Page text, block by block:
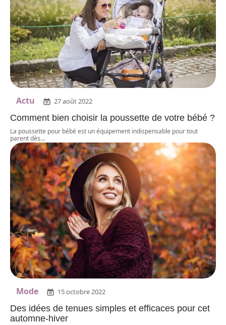
Actu 27 août 2022
Comment bien choisir la poussette de votre bébé ?
La poussette pour bébé est un équipement indispensable pour tout
parent dès…
Mode 15 octobre 2022
Des idées de tenues simples et efficaces pour cet
automne-hiver